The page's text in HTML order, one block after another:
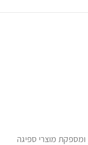
מוצרי ספיגה